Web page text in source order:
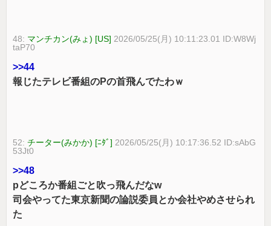
48: マンチカン(みょ) [US] 2026/05/25(月) 10:11:23.01 ID:W8Wj
taP70
>>44
報じたテレビ番組のPの首飛んでたわｗ
52:チーター(みかか) [ﾆﾀﾞ] 2026/05/25(月) 10:17:36.52 ID:sAbG
53Jt0
>>48
pどころか番組ごと吹っ飛んだなw
司会やってた東京新聞の論説委員とか会社やめさせられ
た